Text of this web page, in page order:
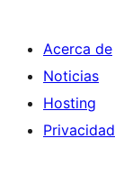
Acerca de
Noticias
Hosting
Privacidad